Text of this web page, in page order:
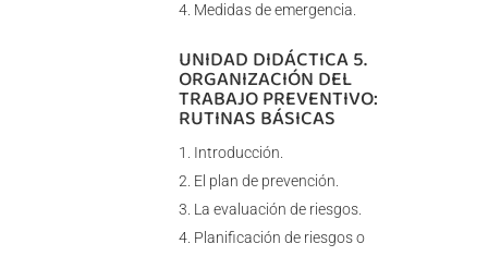
Medidas de emergencia.
UNIDAD DIDÁCTICA 5.
ORGANIZACIÓN DEL
TRABAJO PREVENTIVO:
RUTINAS BÁSICAS
Introducción.
El plan de prevención.
La evaluación de riesgos.
Planificación de riesgos o